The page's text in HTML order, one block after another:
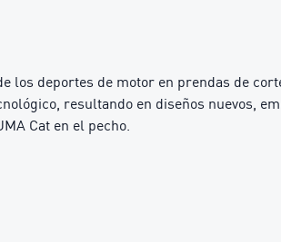
los deportes de motor en prendas de
resultando en diseños nuevos,
Cat en el pecho.